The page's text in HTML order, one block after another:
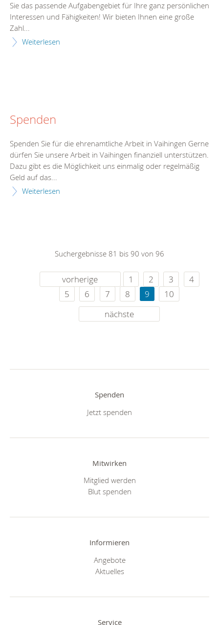
Sie das passende Aufgabengebiet für Ihre ganz persönlichen
Interessen und Fähigkeiten! Wir bieten Ihnen eine große
Zahl...
Weiterlesen
Spenden
Spenden Sie für die ehrenamtliche Arbeit in Vaihingen Gerne
dürfen Sie unsere Arbeit in Vaihingen finanziell unterstützen.
Dazu gibt es die Möglichkeit uns einmalig oder regelmäßig
Geld auf das...
Weiterlesen
Suchergebnisse 81 bis 90 von 96
vorherige 1 2 3
4
5
6 7 8 9
10
nächste
Spenden
Jetzt spenden
Mitwirken
Mitglied werden
Blut spenden
Informieren
Angebote
Aktuelles
Service